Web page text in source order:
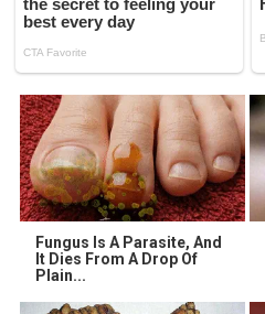
Fungus Is A Parasite, And
It Dies From A Drop Of
Plain...